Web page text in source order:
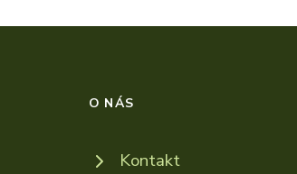
O NÁS
Kontakt